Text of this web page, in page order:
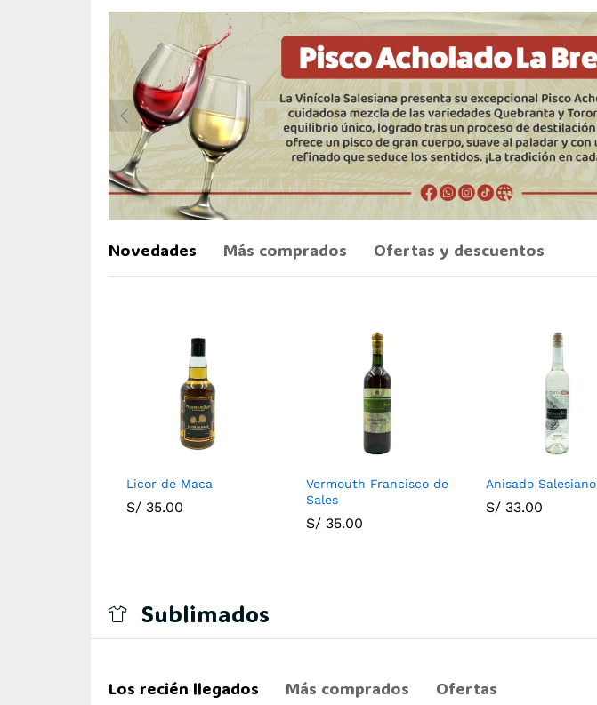
Novedades Más comprados Ofertas y descuentos
Licor de Maca
S/ 35.00
Vermouth Francisco de
Sales
S/ 35.00
Anisado Salesiano
S/ 33.00
Sublimados
Los recién llegados Más comprados Ofertas